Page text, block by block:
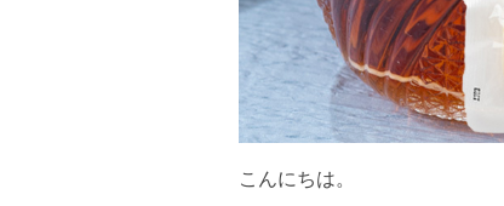
こんにちは。